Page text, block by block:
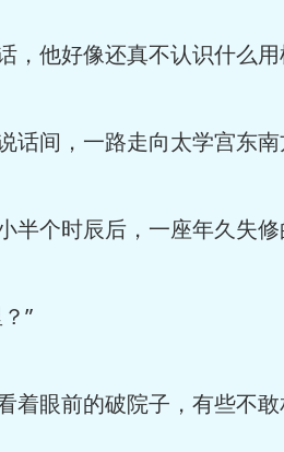
他好像还真不认识什么用
间，一路走向太学宫东南
个时辰后，一座年久失修
”
眼前的破院子，有些不敢